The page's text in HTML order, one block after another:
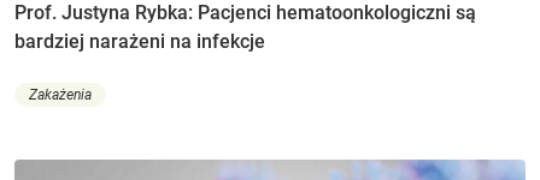
Prof. Justyna Rybka: Pacjenci hematoonkologiczni są
bardziej narażeni na infekcje
Zakażenia